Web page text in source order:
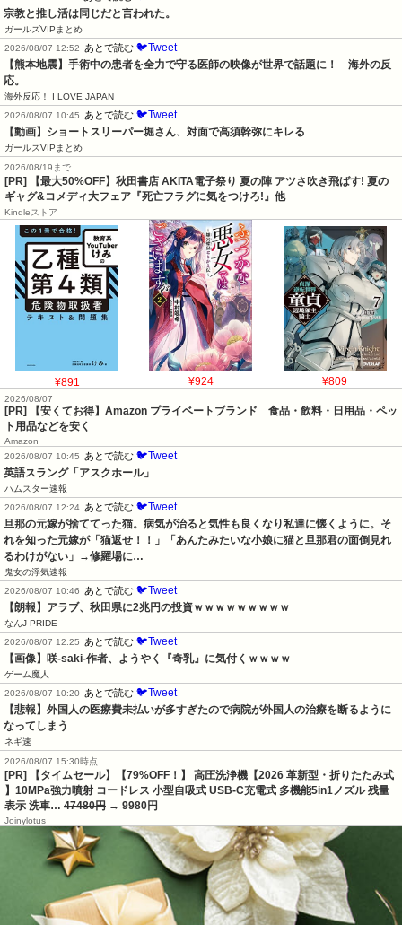
宗教と推し活は同じだと言われた。
ガールズVIPまとめ
2026/08/07 12:52
あとで読む 🐦Tweet
【熊本地震】手術中の患者を全力で守る医師の映像が世界で話題に！　海外の反
応。
海外反応！ I LOVE JAPAN
2026/08/07 10:45
あとで読む 🐦Tweet
【動画】ショートスリーパー堀さん、対面で高須幹弥にキレる
ガールズVIPまとめ
2026/08/19まで
[PR] 【最大50%OFF】秋田書店 AKITA電子祭り 夏の陣 アツさ吹き飛ばす! 夏の
ギャグ&コメディ大フェア『死亡フラグに気をつけろ!』他
Kindleストア
¥891 ¥924 ¥809
2026/08/07
[PR] 【安くてお得】Amazon プライベートブランド 食品・飲料・日用品・ペッ
ト用品などを安く
Amazon
2026/08/07 10:45
あとで読む 🐦Tweet
英語スラング「アスクホール」
ハムスター速報
2026/08/07 12:24 あとで読む 🐦Tweet
旦那の元嫁が捨ててった猫。病気が治ると気性も良くなり私達に懐くように。そ
れを知った元嫁が「猫返せ！！」「あんたみたいな小娘に猫と旦那君の面倒見れ
るわけがない」→修羅場に…
鬼女の浮気速報
2026/08/07 10:46
あとで読む 🐦Tweet
【朗報】アラブ、秋田県に2兆円の投資ｗｗｗｗｗｗｗｗｗ
なんJ PRIDE
2026/08/07 12:25
あとで読む 🐦Tweet
【画像】咲-saki-作者、ようやく『奇乳』に気付くｗｗｗｗ
ゲーム魔人
2026/08/07 10:20
あとで読む 🐦Tweet
【悲報】外国人の医療費未払いが多すぎたので病院が外国人の治療を断るように
なってしまう
ネギ速
2026/08/07 15:30時点
[PR] 【タイムセール】【79%OFF！】 高圧洗浄機【2026 革新型・折りたたみ式
】10MPa強力噴射 コードレス 小型自吸式 USB-C充電式 多機能5in1ノズル 残量
表示 洗車… 47480円 → 9980円
Joinylotus